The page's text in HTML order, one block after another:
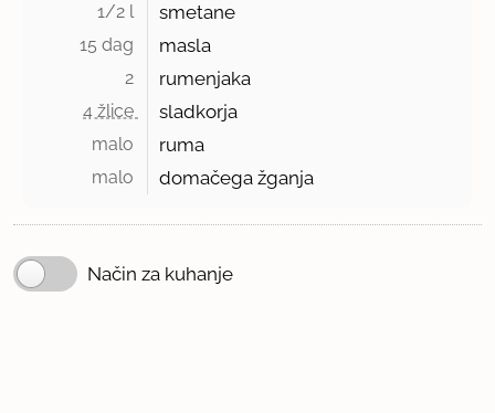
1/2 l smetane
15 dag masla
2 rumenjaka
4 žlice sladkorja
malo ruma
malo domačega žganja
Način za kuhanje